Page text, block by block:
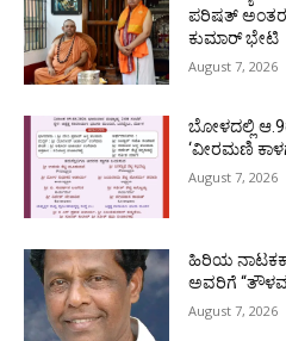
ಪರಿಷತ್
ಕುಮಾರ್ ಭೇಟಿ
August 7, 2026
ಬೋಳದಲ್ಲಿ
‘ವೀರಮಣಿ
August 7, 2026
ಹಿರಿಯ
ಅವರಿಗೆ “ತೌಳವ
August 7, 2026